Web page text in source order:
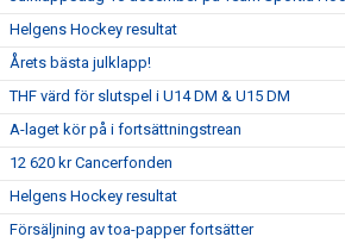
Helgens Hockey resultat
Årets bästa julklapp!
THF värd för slutspel i U14 DM & U15 DM
A-laget kör på i fortsättningstrean
12 620 kr Cancerfonden
Helgens Hockey resultat
Försäljning av toa-papper fortsätter